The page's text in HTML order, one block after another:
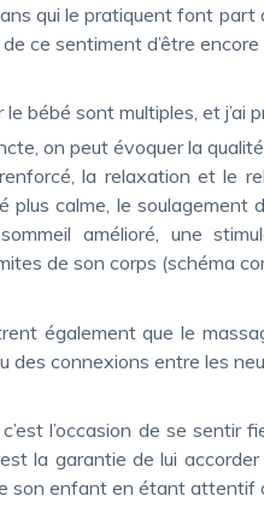
ce sentiment d’être
le bébé sont multiples, et
la relaxation et le
plus calme, le soulagement
amélioré, une
de son corps (schéma
des connexions entre les
la garantie de lui
son enfant en étant attentif